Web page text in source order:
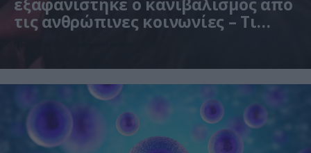
τις ανθρώπινες κοινωνίες – Τι